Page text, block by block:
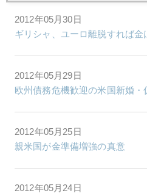
2012年05月30日
ギリシャ、ユーロ離脱すれば金
2012年05月29日
欧州債務危機歓迎の米国新婚・
2012年05月25日
親米国が金準備増強の真意
2012年05月24日